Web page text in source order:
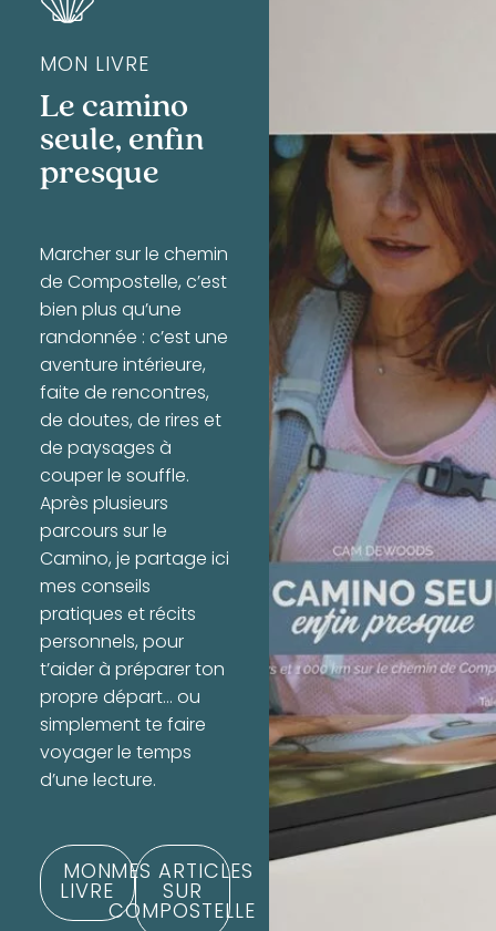
MON LIVRE
Le camino
seule, enfin
presque
Marcher sur le chemin
de Compostelle, c’est
bien plus qu’une
randonnée : c’est une
aventure intérieure,
faite de rencontres,
de doutes, de rires et
de paysages à
couper le souffle.
Après plusieurs
parcours sur le
Camino, je partage ici
mes conseils
pratiques et récits
personnels, pour
t’aider à préparer ton
propre départ… ou
simplement te faire
voyager le temps
d’une lecture.
MON
LIVRE
MES ARTICLES
SUR
COMPOSTELLE